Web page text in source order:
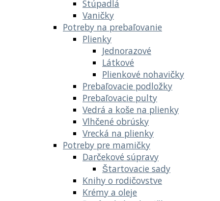
Stúpadlá
Vaničky
Potreby na prebaľovanie
Plienky
Jednorazové
Látkové
Plienkové nohavičky
Prebaľovacie podložky
Prebaľovacie pulty
Vedrá a koše na plienky
Vlhčené obrúsky
Vrecká na plienky
Potreby pre mamičky
Darčekové súpravy
Štartovacie sady
Knihy o rodičovstve
Krémy a oleje